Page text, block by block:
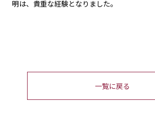
明は、貴重な経験となりました。
一覧に戻る